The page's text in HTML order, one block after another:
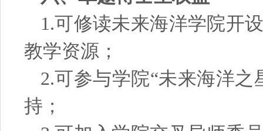
1.可修读未来海洋学院开
教学资源；
2.可参与学院“未来海洋
持；